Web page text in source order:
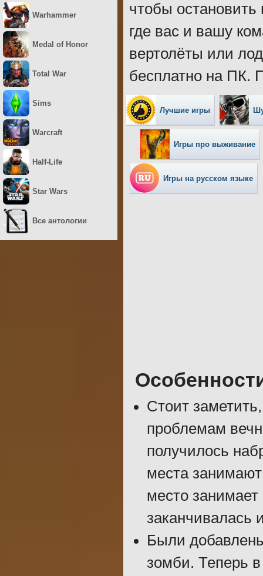
чтобы
где вас и вашу
вертолёты или
бесплатно на ПК.
Лучшие игры
Игры про выживание
Игры на русском языке
Стоит
проблемам
получилось
места
место занимает
заканчивалась
Были
зомби. Теперь
Warhammer
Medal of Honor
Total War
Sims
Warcraft
Half-Life
Star Wars
Все антологии